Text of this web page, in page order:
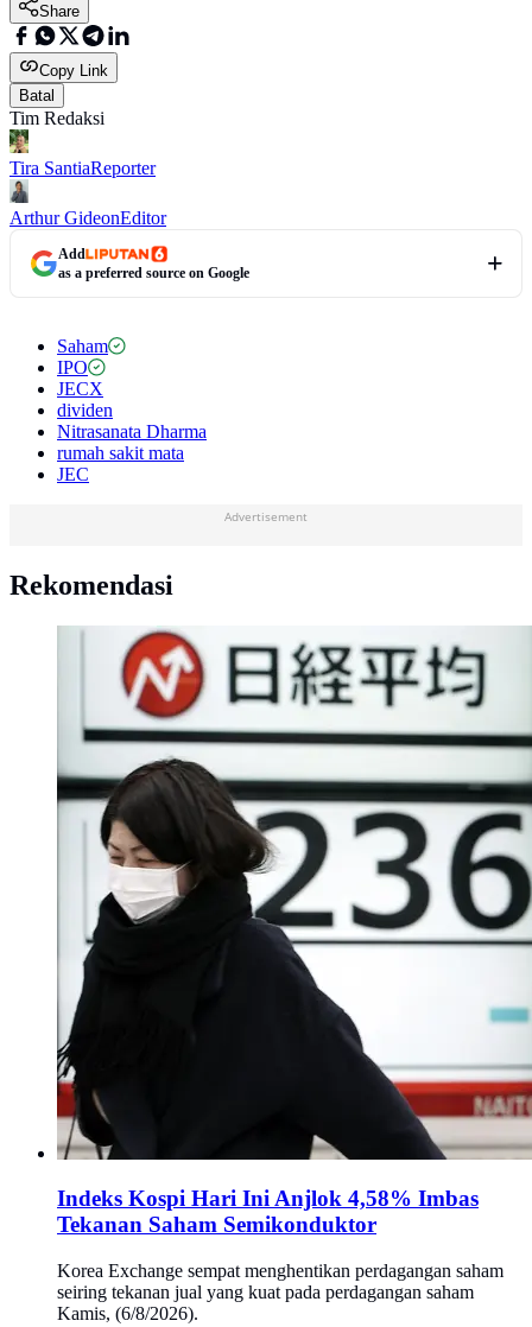
Share
Copy Link
Batal
Tim Redaksi
Tira SantiaReporter
Arthur GideonEditor
Add
as a preferred source on Google
Saham
IPO
JECX
dividen
Nitrasanata Dharma
rumah sakit mata
JEC
Advertisement
Rekomendasi
Indeks Kospi Hari Ini Anjlok 4,58% Imbas
Tekanan Saham Semikonduktor
Korea Exchange sempat menghentikan perdagangan saham
seiring tekanan jual yang kuat pada perdagangan saham
Kamis, (6/8/2026).